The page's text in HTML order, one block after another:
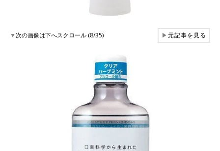
▼次の画像は下へスクロール (8/35) ▶元記事を見る